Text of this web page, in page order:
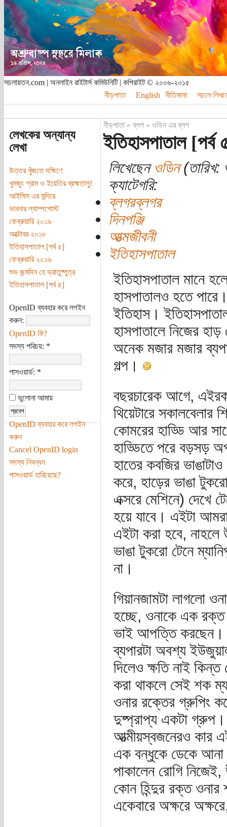
সচলায়তন.com | অনলাইন রাইটার্স কমিউনিটি | কপিরাইট © ২০০৬-২০১৫
নীড়পাতা
English নীতিমালা সচলে
লেখকের অন্যান্য
লেখা
উত্তর খুঁজতে দক্ষিণে
খুমজুং গ্রাম ও ইয়েতির ব্রহ্মতালু!
আইসিস এর মন্দিরে
ভাবনার ল্যাম্পপোস্ট
ফেব্রুয়ারি ২০১৯
অক্টোবর ২০১৮
ইতিহাসপাতাল [পর্ব ৫]
ফেব্রুয়ারি ২০১৬
শুভ জন্মদিন হে ভ্রাতুষ্পুত্র
ইতিহাসপাতাল [পর্ব ৪]
OpenID ব্যবহার করে লগইন
করুন:
OpenID কি?
সদস্য পরিচয়: *
পাসওয়ার্ড: *
ভুলোনা আমায়
OpenID ব্যবহার করে লগইন
করুন
Cancel OpenID login
সদস্য নিবন্ধন
পাসওয়ার্ড হারিয়েছে?
নীড়পাতা»ব্লগ» ওডিন এর ব্লগ
ইতিহাসপাতাল [পর্ব
লিখেছেন ওডিন(তারিখ:
ক্যাটেগরি:
ব্লগরব্লগর
দিনপঞ্জি
আত্মজীবনী
ইতিহাসপাতাল
ইতিহাসপাতাল মানে
হাসপাতালও হতে
ইতিহাস।
হাসপাতালে নিজের
অনেক মজার মজার
গল্প।
বছরচারেক আগে,
থিয়েটারে
কোমরের হাড্ডি আর
হাড্ডিতে পরে বড়সড়
হাতের কবজির
করে, হাড়ের ভাঙা
এক্সরে মেশিনে) দেখে
হয়ে যাবে। এইটা
এইটা করা হবে,
ভাঙা টুকরো টেনে
না।
গিয়ানজামটা লাগলো
হচ্ছে, ওনাকে এক রক্ত
ভাই আপত্তি করছেন।
ব্যপারটা অবশ্য
দিলেও ক্ষতি নাই কিন্ত
করা থাকলে সেই শক
ওনার রক্তের গ্রুপিং
দুষ্প্রাপ্য একটা গ্রুপ।
আত্মীয়স্বজনেরও কার
এক বন্ধুকে ডেকে আনা
পাকালেন রোগি
কোন হিন্দুর রক্ত ওনার
একেবারে অক্ষরে